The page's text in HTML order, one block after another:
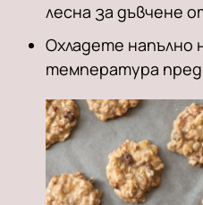
лесна за дъвчене
Охладете напълно
температура